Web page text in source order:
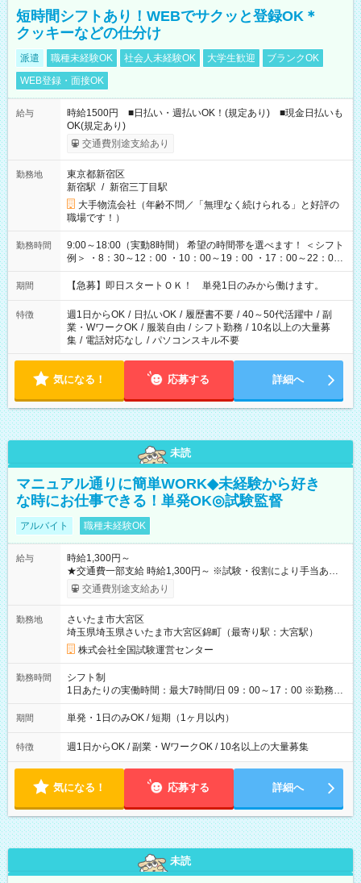
短時間シフトあり！WEBでサクッと登録OK＊
クッキーなどの仕分け
派遣 職種未経験OK 社会人未経験OK 大学生歓迎
ブランクOK
WEB登録・面接OK
給与
時給1500円 ■日払い・週払いOK！(規定あり) ■現金日払いも
OK(規定あり)
交通費別途支給あり
勤務地
東京都新宿区
新宿駅 / 新宿三丁目駅
大手物流会社（年齢不問／「無理なく続けられる」と好評の
職場です！）
勤務時間
9:00～18:00（実動8時間） 希望の時間帯を選べます！ ＜シフト
例＞ ・8：30～12：00 ・10：00～19：00 ・17：00～22：00
・13：00～22：00 ・22：00～翌6：00 など
期間 【急募】即日スタートＯＫ！ 単発1日のみから働けます。
特徴 週1日からOK / 日払いOK / 履歴書不要 / 40～50代活躍中 / 副
業・WワークOK / 服装自由 / シフト勤務 / 10名以上の大量募
集 / 電話対応なし / パソコンスキル不要
気になる！ 応募する 詳細へ
未読
マニュアル通りに簡単WORK◆未経験から好き
な時にお仕事できる！単発OK◎試験監督
アルバイト 職種未経験OK
給与
時給1,300円～
★交通費一部支給 時給1,300円～ ※試験・役割により手当あり
※勤務回数により昇給あり 【即給（前払い）オプションあ
り！】 希望される場合、勤務から1週間ほどで給与の一部を受け
例】 ・河合塾模擬試験 8:30～17:30（休憩1時間） 時給1,300円
×8時間＝日収10,400円＋交通費 ※当日の役割により時給＋100
円の場合あり ・国家試験 7:00～13:30（休憩なし） 時給1,300
円（役割手当＋100円）×6時間＝日収8,400円＋交通費 【試用期
間】試用期間なし
交通費別途支給あり
勤務地
さいたま市大宮区
埼玉県埼玉県さいたま市大宮区錦町（最寄り駅：大宮駅）
株式会社全国試験運営センター
勤務時間
シフト制
1日あたりの実働時間：最大7時間/日 09：00～17：00 ※勤務時
間は 試験により異なります。
期間 単発・1日のみOK / 短期（1ヶ月以内）
特徴 週1日からOK / 副業・WワークOK / 10名以上の大量募集
気になる！ 応募する 詳細へ
未読